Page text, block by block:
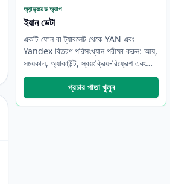
অ্যান্ড্রয়েড অ্যাপ
ইয়ান ডেটা
একটি ফোন বা ট্যাবলেট থেকে YAN এবং
Yandex বিতরণ পরিসংখ্যান পরীক্ষা করুন: আয়,
সময়কাল, অ্যাকাউন্ট, স্বয়ংক্রিয়-রিফ্রেশ এবং
উইজেট।
প্রচার পাতা খুলুন